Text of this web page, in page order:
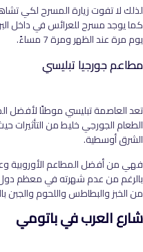
لذلك لا تفوت زيارة المسرح لكي
كما يوجد مسرح للعرائس في داخل
يوم مرة عند الظهر ومرة 7 مساءً.
مطاعم جورجيا تبليسي
تعد العاصمة تبليسي موطنًا لأفضل
الطعام الجورجي خليط من التأثيرات
الشرق أوسطية.
فهي من أفضل المطاعم الأوروبية
بالرغم من عدم شهرته في معظم دول
من الخبز والبطاطس واللحوم والجبن
شارع العرب في باتومي